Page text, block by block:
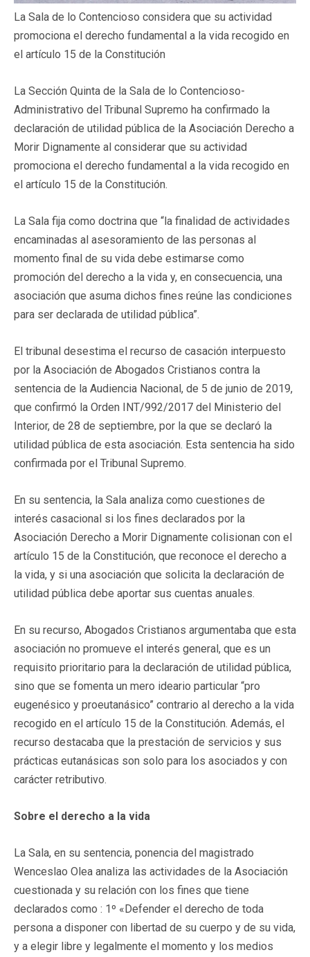
La Sala de lo Contencioso considera que su actividad
promociona el derecho fundamental a la vida recogido en
el artículo 15 de la Constitución
La Sección Quinta de la Sala de lo Contencioso-
Administrativo del Tribunal Supremo ha confirmado la
declaración de utilidad pública de la Asociación Derecho a
Morir Dignamente al considerar que su actividad
promociona el derecho fundamental a la vida recogido en
el artículo 15 de la Constitución.
La Sala fija como doctrina que “la finalidad de actividades
encaminadas al asesoramiento de las personas al
momento final de su vida debe estimarse como
promoción del derecho a la vida y, en consecuencia, una
asociación que asuma dichos fines reúne las condiciones
para ser declarada de utilidad pública”.
El tribunal desestima el recurso de casación interpuesto
por la Asociación de Abogados Cristianos contra la
sentencia de la Audiencia Nacional, de 5 de junio de 2019,
que confirmó la Orden INT/992/2017 del Ministerio del
Interior, de 28 de septiembre, por la que se declaró la
utilidad pública de esta asociación. Esta sentencia ha sido
confirmada por el Tribunal Supremo.
En su sentencia, la Sala analiza como cuestiones de
interés casacional si los fines declarados por la
Asociación Derecho a Morir Dignamente colisionan con el
artículo 15 de la Constitución, que reconoce el derecho a
la vida, y si una asociación que solicita la declaración de
utilidad pública debe aportar sus cuentas anuales.
En su recurso, Abogados Cristianos argumentaba que esta
asociación no promueve el interés general, que es un
requisito prioritario para la declaración de utilidad pública,
sino que se fomenta un mero ideario particular “pro
eugenésico y proeutanásico” contrario al derecho a la vida
recogido en el artículo 15 de la Constitución. Además, el
recurso destacaba que la prestación de servicios y sus
prácticas eutanásicas son solo para los asociados y con
carácter retributivo.
Sobre el derecho a la vida
La Sala, en su sentencia, ponencia del magistrado
Wenceslao Olea analiza las actividades de la Asociación
cuestionada y su relación con los fines que tiene
declarados como : 1º «Defender el derecho de toda
persona a disponer con libertad de su cuerpo y de su vida,
y a elegir libre y legalmente el momento y los medios